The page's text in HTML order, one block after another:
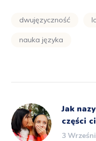
dwujęzyczność
nauka języka
Jak
części
3